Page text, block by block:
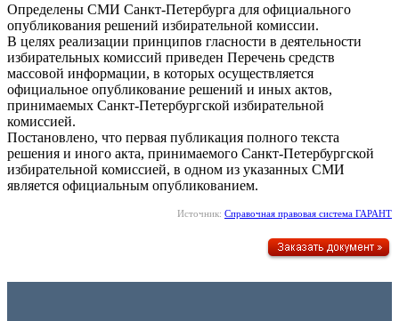
Определены СМИ Санкт-Петербурга для официального
опубликования решений избирательной комиссии.
В целях реализации принципов гласности в деятельности
избирательных комиссий приведен Перечень средств
массовой информации, в которых осуществляется
официальное опубликование решений и иных актов,
принимаемых Санкт-Петербургской избирательной
комиссией.
Постановлено, что первая публикация полного текста
решения и иного акта, принимаемого Санкт-Петербургской
избирательной комиссией, в одном из указанных СМИ
является официальным опубликованием.
Источник: Справочная правовая система ГАРАНТ